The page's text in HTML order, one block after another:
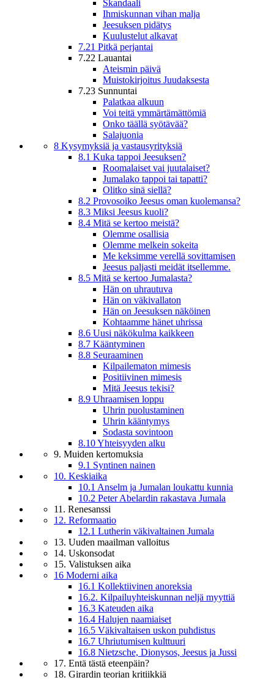
Skandaali
Ihmiskunnan vihan malja
Jeesuksen pidätys
Kuulustelut alkavat
7.21 Pitkä perjantai
7.22 Lauantai
Ateismin päivä
Muistokirjoitus Juudaksesta
7.23 Sunnuntai
Palatkaa alkuun
Voi teitä ymmärtämättömiä
Onko täällä syötävää?
Salajuonia
8 Kysymyksiä ja vastausyrityksiä
8.1 Kuka tappoi Jeesuksen?
Roomalaiset vai juutalaiset?
Jumalako tappoi tai tapatti?
Olitko sinä siellä?
8.2 Provosoiko Jeesus oman kuolemansa?
8.3 Miksi Jeesus kuoli?
8.4 Mitä se kertoo meistä?
Olemme osallisia
Olemme melkein sokeita
Me keksimme verellä sovittamisen
Jeesus paljasti meidät itsellemme.
8.5 Mitä se kertoo Jumalasta?
Hän on uhrautuva
Hän on väkivallaton
Hän on Jeesuksen näköinen
Kohtaamme hänet uhrissa
8.6 Uusi näkökulma kaikkeen
8.7 Kääntyminen
8.8 Seuraaminen
Kilpailematon mimesis
Positiivinen mimesis
Mitä Jeesus tekisi?
8.9 Uhraamisen loppu
Uhrin puolustaminen
Uhrin kääntymys
Sodasta sovintoon
8.10 Yhteisyyden alku
9. Muiden kertomuksia
9.1 Syntinen nainen
10. Keskiaika
10.1 Anselm ja Jumalan loukattu kunnia
10.2 Peter Abelardin rakastava Jumala
11. Renesanssi
12. Reformaatio
12.1 Lutherin väkivaltainen Jumala
13. Uuden maailman valloitus
14. Uskonsodat
15. Valistuksen aika
16 Moderni aika
16.1 Kollektiivinen anoreksia
16.2. Kilpailuyhteiskunnan neljä myyttiä
16.3 Kateuden aika
16.4 Halujen naamiaiset
16.5 Väkivaltaisen uskon puhdistus
16.7 Uhriutumisen kulttuuri
16.8 Nietzsche, Dionysos, Jeesus ja Jussi
17. Entä tästä eteenpäin?
18. Girardin teorian kritiikkiä